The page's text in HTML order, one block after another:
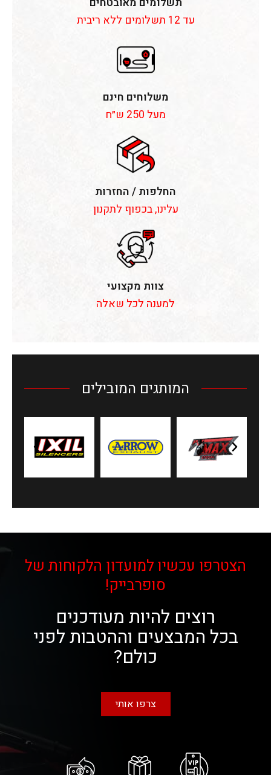
עד 12 תשלומים ללא ריבית
משלוחים חינם
מעל 250 ש״ח
החלפות / החזרות
עלינו, בכפוף לתקנון
צוות מקצועי
למענה לכל שאלה
המותגים המובילים
הצטרפו עכשיו למועדון הלקוחות של
סופרבייק!
רוצים להיות מעודכנים
בכל המבצעים וההטבות לפני
כולם?
צרפו אותי